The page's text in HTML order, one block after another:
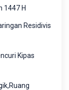
1447 H
Residivis
Kipas